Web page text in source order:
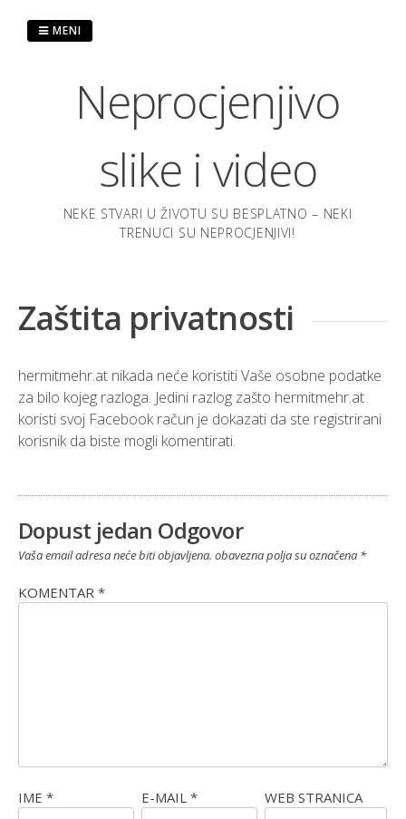
Neprocjenjivo
slike i video
NEKE STVARI U ŽIVOTU SU BESPLATNO – NEKI
TRENUCI SU NEPROCJENJIVI!
MENI
Zaštita privatnosti
hermitmehr.at nikada neće koristiti Vaše osobne podatke
za bilo kojeg razloga. Jedini razlog zašto hermitmehr.at
koristi svoj Facebook račun je dokazati da ste registrirani
korisnik da biste mogli komentirati.
Dopust jedan Odgovor
Vaša email adresa neće biti objavljena. obavezna polja su označena *
KOMENTAR *
IME * E-MAIL * WEB STRANICA